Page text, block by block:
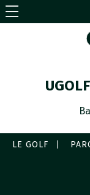
LE GOLF